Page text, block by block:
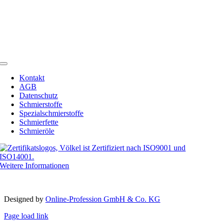
Toggle
NavigationKontakt
AGB
Datenschutz
Schmierstoffe
Spezialschmierstoffe
Schmierfette
Schmieröle
Weitere Informationen
Designed by­ Online-Profession GmbH & Co. KG
Page load link